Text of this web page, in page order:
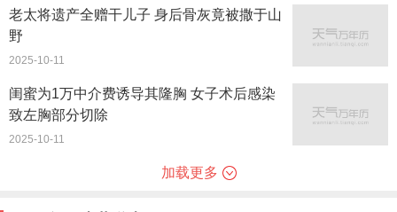
老太将遗产全赠干儿子 身后骨灰竟被撒于山
野
2025-10-11
闺蜜为1万中介费诱导其隆胸 女子术后感染
致左胸部分切除
2025-10-11
加载更多